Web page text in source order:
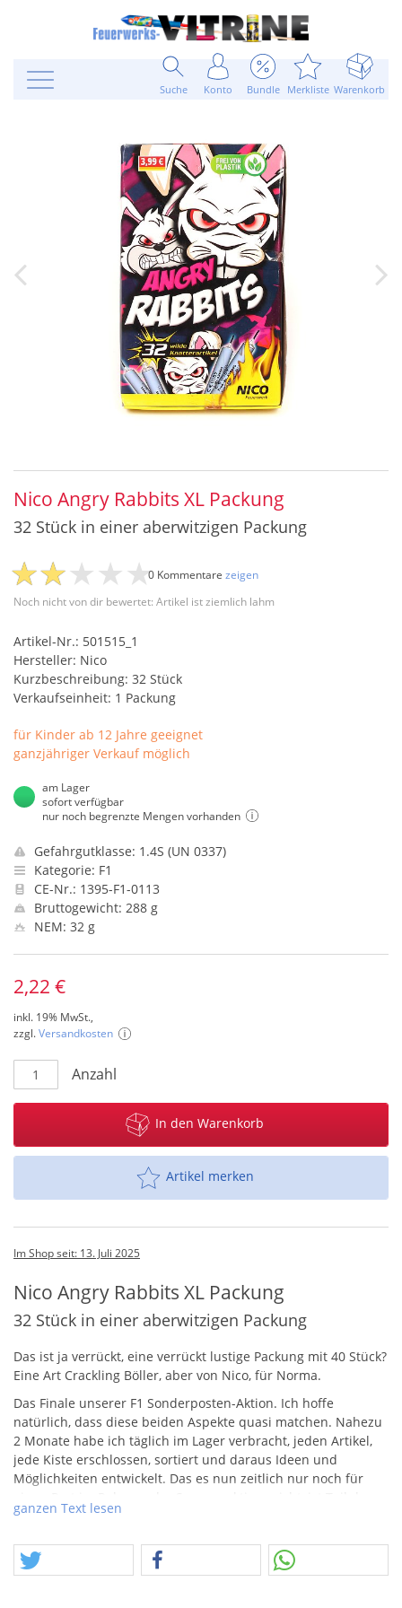
Suche Konto Bundle Merkliste Warenkorb
Nico Angry Rabbits XL Packung
32 Stück in einer aberwitzigen Packung
Noch nicht von dir bewertet: Artikel ist ziemlich lahm
0 Kommentare zeigen
Artikel-Nr.: 501515_1
Hersteller: Nico
Kurzbeschreibung: 32 Stück
Verkaufseinheit: 1 Packung
für Kinder ab 12 Jahre geeignet
ganzjähriger Verkauf möglich
am Lager
sofort verfügbar
nur noch begrenzte Mengen vorhanden
Gefahrgutklasse: 1.4S (UN 0337)
Kategorie: F1
CE-Nr.: 1395-F1-0113
Bruttogewicht: 288 g
NEM: 32 g
2,22 €
inkl. 19% MwSt.,
zzgl.Versandkosten
Anzahl
In den Warenkorb
Artikel merken
Im Shop seit: 13. Juli 2025
Nico Angry Rabbits XL Packung
32 Stück in einer aberwitzigen Packung
Das ist ja verrückt, eine verrückt lustige Packung mit 40 Stück?
Eine Art Crackling Böller, aber von Nico, für Norma.
Das Finale unserer F1 Sonderposten-Aktion. Ich hoffe
natürlich, dass diese beiden Aspekte quasi matchen. Nahezu
2 Monate habe ich täglich im Lager verbracht, jeden Artikel,
jede Kiste erschlossen, sortiert und daraus Ideen und
Möglichkeiten entwickelt. Das es nun zeitlich nur noch für
intensiven Aufwands, der diesen Posten ausmachte.
jeder findet was für sich.
ganzen Text lesen